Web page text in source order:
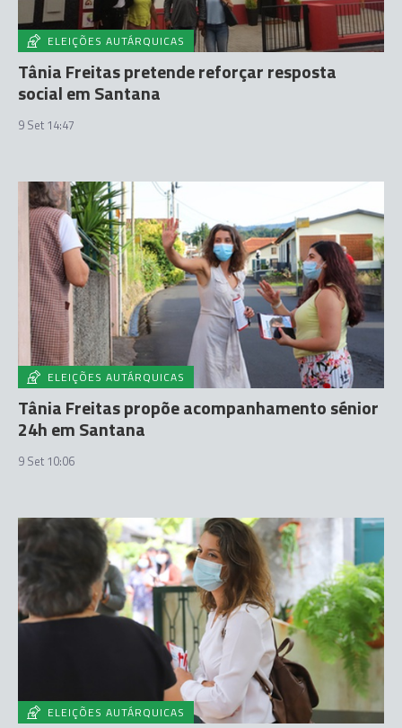
ELEIÇÕES AUTÁRQUICAS
Tânia Freitas pretende reforçar resposta
social em Santana
9 Set 14:47
ELEIÇÕES AUTÁRQUICAS
Tânia Freitas propõe acompanhamento sénior
24h em Santana
9 Set 10:06
ELEIÇÕES AUTÁRQUICAS